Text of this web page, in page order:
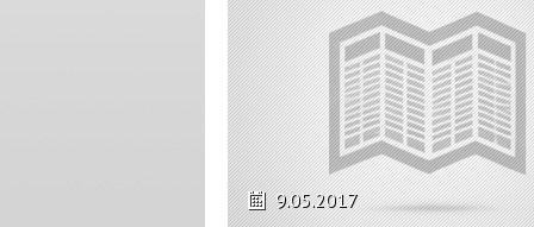
9.05.2017